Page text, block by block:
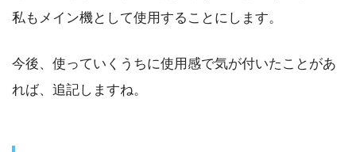
私もメイン機として使用することにします。
今後、使っていくうちに使用感で気が付いたことがあ
れば、追記しますね。